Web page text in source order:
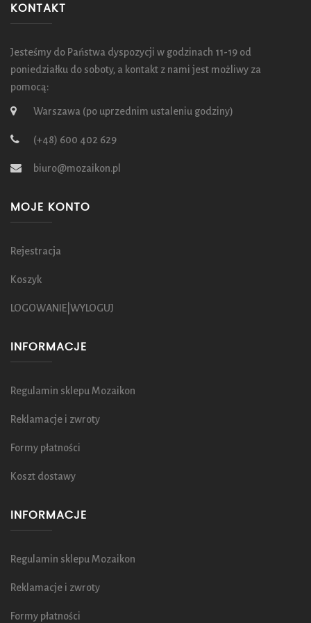
KONTAKT
Jesteśmy do Państwa dyspozycji w godzinach 11-19 od
poniedziałku do soboty, a kontakt z nami jest możliwy za
pomocą:
Warszawa (po uprzednim ustaleniu godziny)
(+48) 600 402 629
biuro@mozaikon.pl
MOJE KONTO
Rejestracja
Koszyk
LOGOWANIE|WYLOGUJ
INFORMACJE
Regulamin sklepu Mozaikon
Reklamacje i zwroty
Formy płatności
Koszt dostawy
INFORMACJE
Regulamin sklepu Mozaikon
Reklamacje i zwroty
Formy płatności